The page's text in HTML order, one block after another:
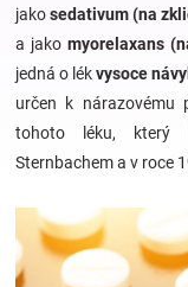
kojenecká
výbava
Hračky
a
zábava
jakosedativum (na
a jakomyorelaxans
jedná o lékvysoce
určen k nárazovému
tohoto léku, který
Sternbachem a v roce